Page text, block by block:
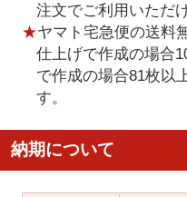
注文でご利用いただ
★ヤマト宅急便の送料
仕上げで作成の場合
で作成の場合81枚以
す。
納期について